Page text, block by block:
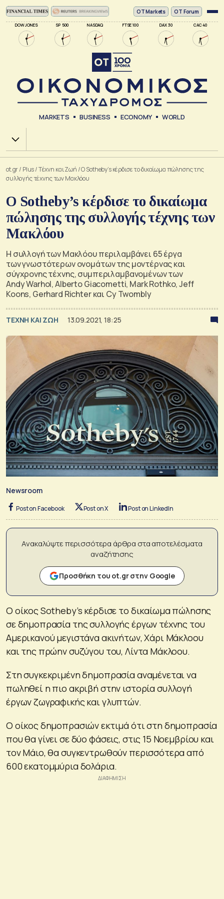
DOW JONES SP 500 NASDAQ FTSE 100 DAX 30 CAC 40
ΟΤ Markets OT Forum
MARKETS BUSINESS ECONOMY WORLD
Χ.Α.
ot.gr/ Plus/Tέχνη και Ζωή /O Sotheby’s κέρδισε το δικαίωμα πώλησης της
συλλογής τέχνης των Μακλόου
O Sotheby’s κέρδισε το δικαίωμα
πώλησης της συλλογής τέχνης των
Μακλόου
Η συλλογή των Μακλόου περιλαμβάνει 65 έργα
των γνωστότερων ονομάτων της μοντέρνας και
σύγχρονης τέχνης, συμπεριλαμβανομένων των
Andy Warhol, Alberto Giacometti, Mark Rothko, Jeff
Koons, Gerhard Richter και Cy Twombly
TΕΧΝΗ ΚΑΙ ΖΩΗ 13.09.2021, 18:25
Newsroom
Post on Facebook Post on X Post on LinkedIn
Ανακαλύψτε περισσότερα άρθρα στα αποτελέσματα
αναζήτησης
Προσθήκη του ot.gr στην Google
Ο οίκος Sotheby’s κέρδισε το δικαίωμα πώλησης
σε δημοπρασία της συλλογής έργων τέχνης του
Αμερικανού μεγιστάνα ακινήτων, Χάρι Μάκλοου
και της πρώην συζύγου του, Λίντα Μάκλοου.
Στη συγκεκριμένη δημοπρασία αναμένεται να
πωληθεί η πιο ακριβή στην ιστορία συλλογή
έργων ζωγραφικής και γλυπτών.
Ο οίκος δημοπρασιών εκτιμά ότι στη δημοπρασία
που θα γίνει σε δύο φάσεις, στις 15 Νοεμβρίου και
τον Μάιο, θα συγκεντρωθούν περισσότερα από
600 εκατομμύρια δολάρια.